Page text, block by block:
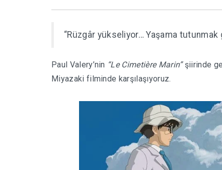
“Rüzgâr yükseliyor… Yaşama tutunmak
Paul Valery’nin “Le Cimetière Marin”şiirinde
Miyazaki filminde karşılaşıyoruz.